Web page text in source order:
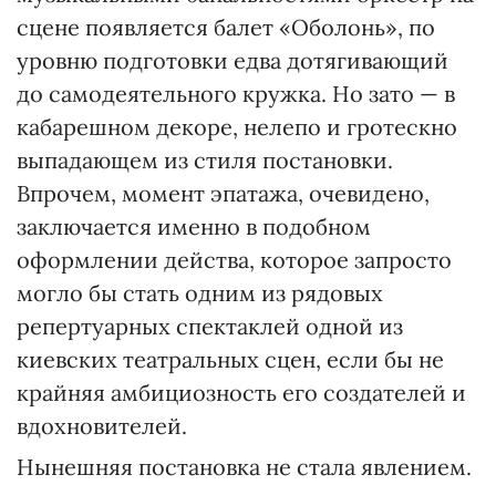
сцене появляется балет «Оболонь», по
уровню подготовки едва дотягивающий
до самодеятельного кружка. Но зато — в
кабарешном декоре, нелепо и гротескно
выпадающем из стиля постановки.
Впрочем, момент эпатажа, очевидено,
заключается именно в подобном
оформлении действа, которое запросто
могло бы стать одним из рядовых
репертуарных спектаклей одной из
киевских театральных сцен, если бы не
крайняя амбициозность его создателей и
вдохновителей.
Нынешняя постановка не стала явлением.